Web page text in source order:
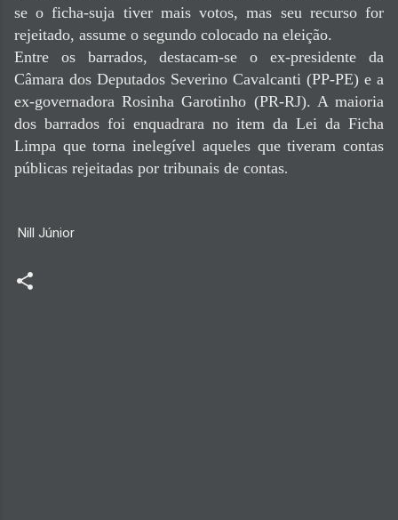
se o ficha-suja tiver mais votos, mas seu recurso for
rejeitado, assume o segundo colocado na eleição.
Entre os barrados, destacam-se o ex-presidente da
Câmara dos Deputados Severino Cavalcanti (PP-PE) e a
ex-governadora Rosinha Garotinho (PR-RJ). A maioria
dos barrados foi enquadrara no item da Lei da Ficha
Limpa que torna inelegível aqueles que tiveram contas
públicas rejeitadas por tribunais de contas.
Nill Júnior